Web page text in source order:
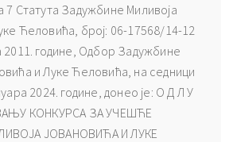
7 Статута Задужбине Миливоја
Ћеловића, број: 06-17568/14-12
2011. године, Одбор Задужбине
и Луке Ћеловића, на сeдници
2024. године, донео је: О Д Л У
КОНКУРСА ЗА УЧЕШЋЕ
ЈОВАНОВИЋА И ЛУКЕ